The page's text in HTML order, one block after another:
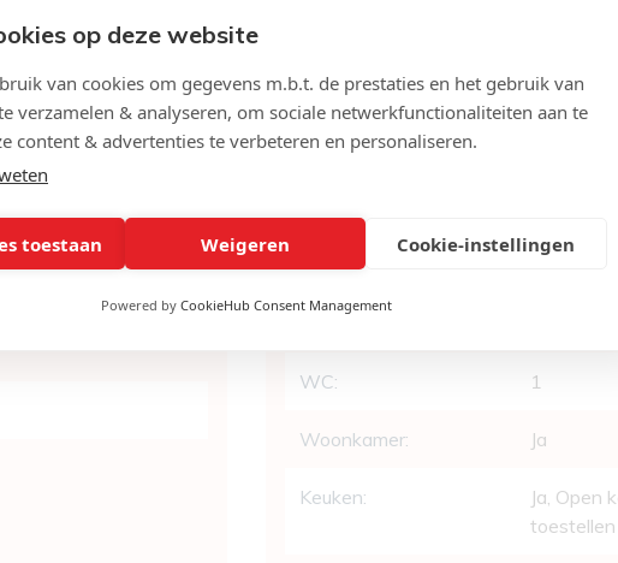
Badkamers:
WC: 1
Woonkamer: Ja
Keuken: Ja, Open
toestellen
op deze website
van cookies om gegevens m.b.t. de prestaties en het gebruik van
verzamelen & analyseren, om sociale netwerkfunctionaliteiten aan te
content & advertenties te verbeteren en personaliseren.
toestaan Weigeren Cookie-instellingen
Powered by CookieHub Consent Management